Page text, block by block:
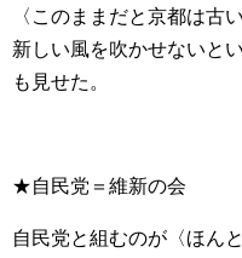
〈このままだと京都は古
新しい風を吹かせないと
も見せた。
★自民党＝維新の会
自民党と組むのが〈ほん